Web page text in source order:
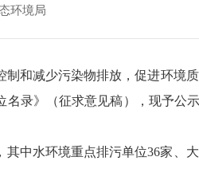
环境局
和减少污染物排放，促进环
录》（征求意见稿），现予公
其中水环境重点排污单位36家